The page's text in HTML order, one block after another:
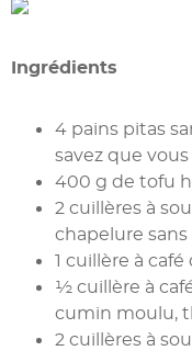
Ingrédients
4 pains pitas
savez que
400 g de tofu
2 cuillères à
chapelure
1 cuillère à
½ cuillère à
cumin moulu,
2 cuillères à